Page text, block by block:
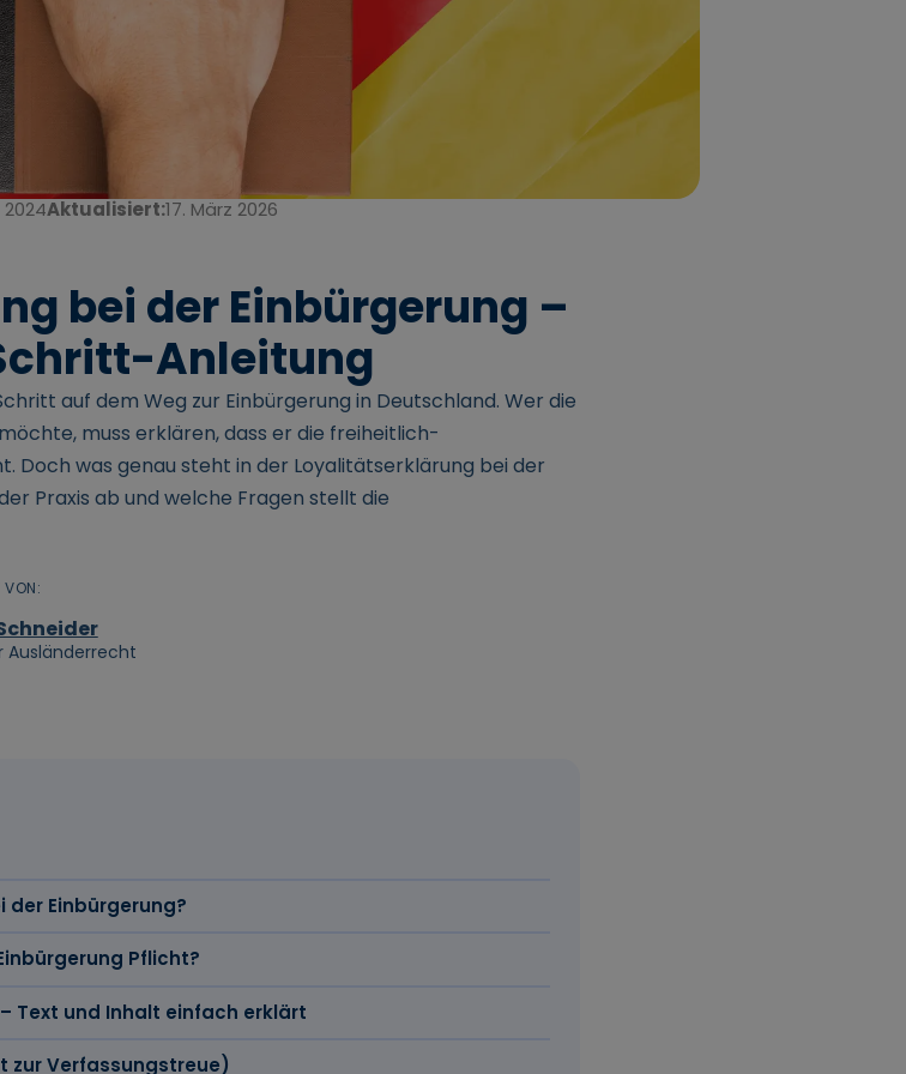
2024Aktualisiert:17. März 2026
bei der Einbürgerung –
Anleitung
auf dem Weg zur Einbürgerung in Deutschland. Wer die
muss erklären, dass er die freiheitlich-
Doch was genau steht in der Loyalitätserklärung bei der
Praxis ab und welche Fragen stellt die
VON:
Ausländerrecht
Einbürgerung?
Pflicht?
Text und Inhalt einfach erklärt
zur Verfassungstreue)